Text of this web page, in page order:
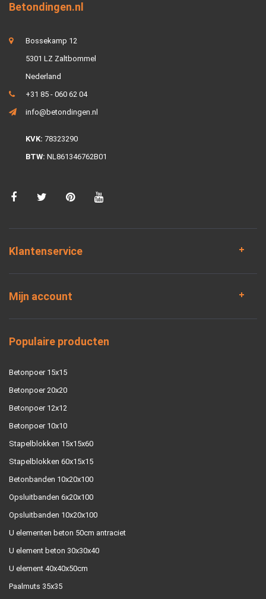
Betondingen.nl
Bossekamp 12
5301 LZ Zaltbommel
Nederland
+31 85 - 060 62 04
info@betondingen.nl
KVK: 78323290
BTW: NL861346762B01
Klantenservice
Mijn account
Populaire producten
Betonpoer 15x15
Betonpoer 20x20
Betonpoer 12x12
Betonpoer 10x10
Stapelblokken 15x15x60
Stapelblokken 60x15x15
Betonbanden 10x20x100
Opsluitbanden 6x20x100
Opsluitbanden 10x20x100
U elementen beton 50cm antraciet
U element beton 30x30x40
U element 40x40x50cm
Paalmuts 35x35